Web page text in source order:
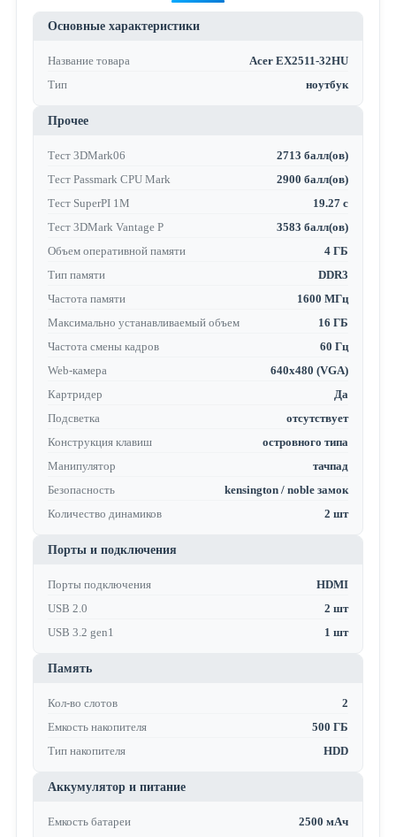
Основные характеристики
Название товара
Acer EX2511-32HU
Тип
ноутбук
Прочее
Тест 3DMark06
2713 балл(ов)
Тест Passmark CPU Mark
2900 балл(ов)
Тест SuperPI 1M
19.27 с
Тест 3DMark Vantage P
3583 балл(ов)
Объем оперативной памяти
4 ГБ
Тип памяти
DDR3
Частота памяти
1600 МГц
Максимально устанавливаемый объем
16 ГБ
Частота смены кадров
60 Гц
Web-камера
640x480 (VGA)
Картридер
Да
Подсветка
отсутствует
Конструкция клавиш
островного типа
Манипулятор
тачпад
Безопасность
kensington / noble замок
Количество динамиков
2 шт
Порты и подключения
Порты подключения
HDMI
USB 2.0
2 шт
USB 3.2 gen1
1 шт
Память
Кол-во слотов
2
Емкость накопителя
500 ГБ
Тип накопителя
HDD
Аккумулятор и питание
Емкость батареи 2500 мАч